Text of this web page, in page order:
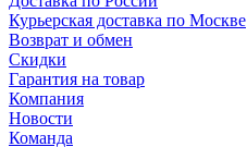
Курьерская доставка по Москве
Возврат и обмен
Скидки
Гарантия на товар
Компания
Новости
Команда